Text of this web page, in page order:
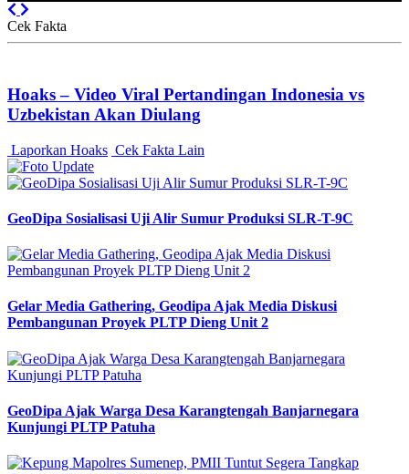
Previous
Cek Fakta
Hoaks – Video Viral Pertandingan Indonesia vs
Uzbekistan Akan Diulang
Laporkan Hoaks Cek Fakta Lain
GeoDipa Sosialisasi Uji Alir Sumur Produksi SLR-T-9C
Gelar Media Gathering, Geodipa Ajak Media Diskusi
Pembangunan Proyek PLTP Dieng Unit 2
GeoDipa Ajak Warga Desa Karangtengah Banjarnegara
Kunjungi PLTP Patuha